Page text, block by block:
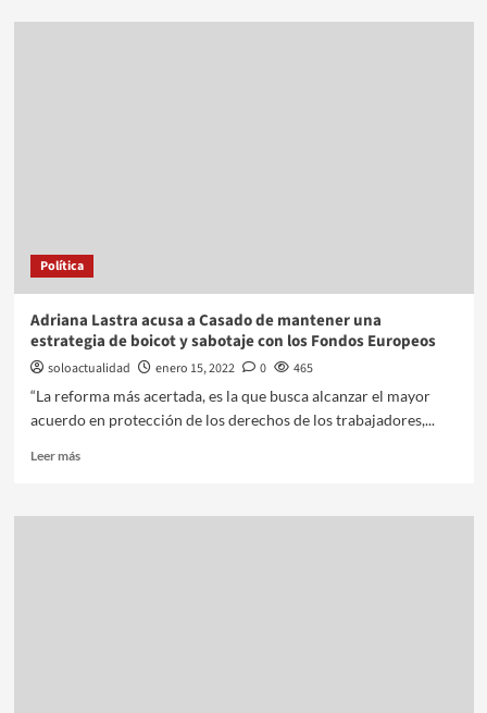
Política
Adriana Lastra acusa a Casado de mantener una
estrategia de boicot y sabotaje con los Fondos Europeos
soloactualidad enero 15, 2022 0
465
“La reforma más acertada, es la que busca alcanzar el mayor
acuerdo en protección de los derechos de los trabajadores,...
Leer más